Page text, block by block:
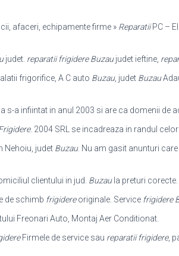
afaceri, echipamente firme » ReparatiiPC –
judet. reparatii frigidere Buzaujudet ieftine,
frigorifice, A C auto Buzau, judet Buzau
s-a infiintat in anul 2003 si are ca domenii de
. 2004 SRL se incadreaza in randul
Nehoiu, judet Buzau. Nu am gasit anunturi
clientului in jud. Buzaula preturi corecte.
de schimb frigidereoriginale. Service frigidere
Freonari Auto, Montaj Aer Conditionat.
Firmele de service sau reparatii frigidere,